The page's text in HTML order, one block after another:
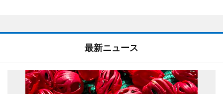
最新ニュース